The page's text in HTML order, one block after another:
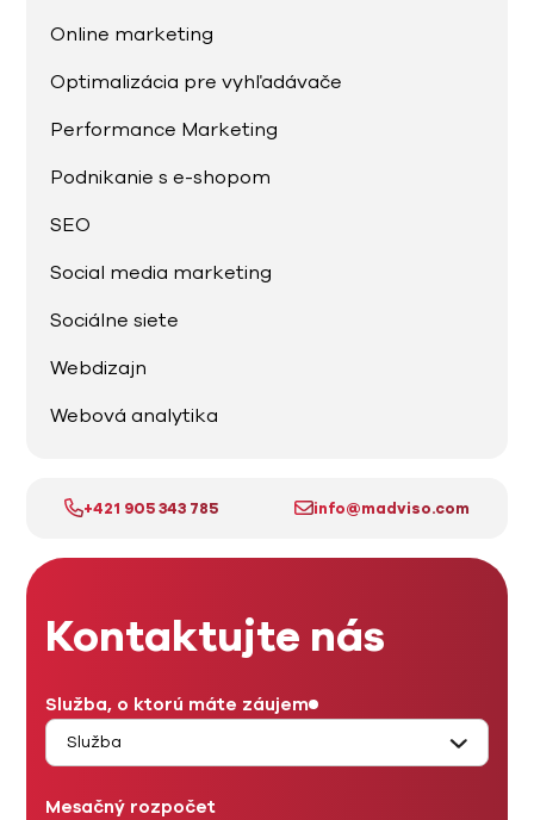
Online marketing
Optimalizácia pre vyhľadávače
Performance Marketing
Podnikanie s e-shopom
SEO
Social media marketing
Sociálne siete
Webdizajn
Webová analytika
+421 905 343 785 info@madviso.com
Kontaktujte nás
Služba, o ktorú máte záujem
Mesačný rozpočet